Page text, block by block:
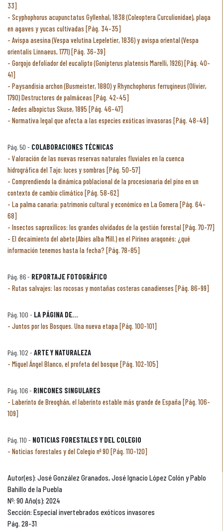
33]
Scyphophorus acupunctatus Gyllenhal, 1838 (Coleoptera Curculionidae), plaga
en agaves y yucas cultivadas [Pág. 34-35]
Avispa asesina (Vespa velutina Lepeletier, 1836) y avispa oriental (Vespa
orientalis Linnaeus, 1771) [Pág. 36-39]
Gorgojo defoliador del eucalipto (Gonipterus platensis Marelli, 1926) [Pág. 40-
41]
Paysandisia archon (Busmeister, 1880) y Rhynchophorus ferrugineus (Olivier,
1790) Destructores de palmáceas [Pág. 42-45]
Aedes albopictus Skuse, 1895 [Pág. 46-47]
Normativa legal que afecta a las especies exóticas invasoras [Pág. 48-49]
Pág. 50 - COLABORACIONES TÉCNICAS
Valoración de las nuevas reservas naturales fluviales en la cuenca
hidrográfica del Tajo: luces y sombras [Pág. 50-57]
Comprendiendo la dinámica poblacional de la procesionaria del pino en un
contexto de cambio climático [Pág. 58-62]
La palma canaria: patrimonio cultural y económico en La Gomera [Pág. 64-
68]
Insectos saproxílicos: los grandes olvidados de la gestión forestal [Pág. 70-77]
El decaimiento del abeto (Abies alba Mill.) en el Pirineo aragonés: ¿qué
información tenemos hasta la fecha? [Pág. 78-85]
Pág. 86 - REPORTAJE FOTOGRÁFICO
Rutas salvajes: las rocosas y montañas costeras canadienses [Pág. 86-99]
Pág. 100 - LA PÁGINA DE...
Juntos por los Bosques. Una nueva etapa [Pág. 100-101]
Pág. 102 - ARTE Y NATURALEZA
Miguel Ángel Blanco, el profeta del bosque [Pág. 102-105]
Pág. 106 - RINCONES SINGULARES
Laberinto de Breoghán, el laberinto estable más grande de España [Pág. 106-
109]
Pág. 110 - NOTICIAS FORESTALES Y DEL COLEGIO
Noticias forestales y del Colegio nº 90 [Pág. 110-120]
Autor(es): José González Granados, José Ignacio López Colón y Pablo
Bahillo de la Puebla
Nº: 90 Año(s): 2024
Sección: Especial invertebrados exóticos invasores
Pág. 28-31